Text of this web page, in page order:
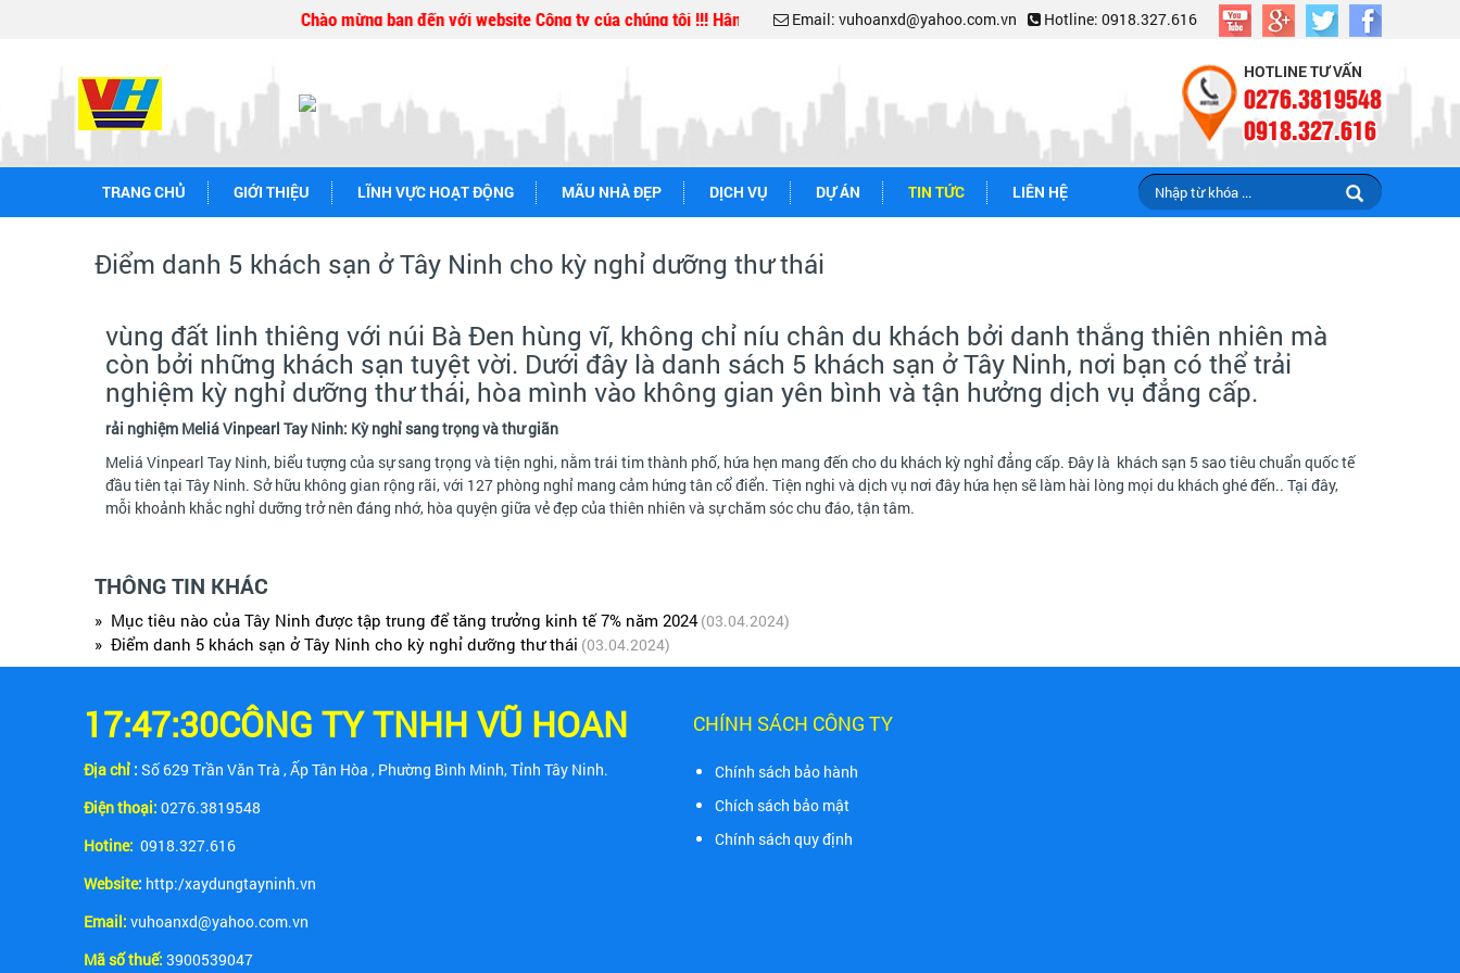
Chào mừng bạn đến với website Công ty của chúng tôi !!! Hân hạnh được phục vụ quý khách
Email: vuhoanxd@yahoo.com.vn Hotline: 0918.327.616
HOTLINE TƯ VẤN
0276.3819548
0918.327.616
TRANG CHỦ GIỚI THIỆU LĨNH VỰC HOẠT ĐỘNG MÃU NHÀ ĐẸP DỊCH VỤ DỰ ÁN TIN TỨC LIÊN HỆ
Điểm danh 5 khách sạn ở Tây Ninh cho kỳ nghỉ dưỡng thư thái
vùng đất linh thiêng với núi Bà Đen hùng vĩ, không chỉ níu chân du khách bởi danh thắng thiên nhiên mà
còn bởi những khách sạn tuyệt vời. Dưới đây là danh sách 5 khách sạn ở Tây Ninh, nơi bạn có thể trải
nghiệm kỳ nghỉ dưỡng thư thái, hòa mình vào không gian yên bình và tận hưởng dịch vụ đẳng cấp.
rải nghiệm Meliá Vinpearl Tay Ninh: Kỳ nghỉ sang trọng và thư giãn
Meliá Vinpearl Tay Ninh, biểu tượng của sự sang trọng và tiện nghi, nằm trái tim thành phố, hứa hẹn mang đến cho du khách kỳ nghỉ đẳng cấp. Đây là khách sạn 5 sao tiêu chuẩn quốc tế
đầu tiên tại Tây Ninh. Sở hữu không gian rộng rãi, với 127 phòng nghỉ mang cảm hứng tân cổ điển. Tiện nghi và dịch vụ nơi đây hứa hẹn sẽ làm hài lòng mọi du khách ghé đến.. Tại đây,
mỗi khoảnh khắc nghỉ dưỡng trở nên đáng nhớ, hòa quyện giữa vẻ đẹp của thiên nhiên và sự chăm sóc chu đáo, tận tâm.
THÔNG TIN KHÁC
» Mục tiêu nào của Tây Ninh được tập trung để tăng trưởng kinh tế 7% năm 2024 (03.04.2024)
» Điểm danh 5 khách sạn ở Tây Ninh cho kỳ nghỉ dưỡng thư thái (03.04.2024)
17:47:30CÔNG TY TNHH VŨ HOAN
Địa chỉ : Số 629 Trần Văn Trà , Ấp Tân Hòa , Phường Bình Minh, Tỉnh Tây Ninh.
Điện thoại: 0276.3819548
Hotine: 0918.327.616
Website: http:/xaydungtayninh.vn
Email: vuhoanxd@yahoo.com.vn
Mã số thuế: 3900539047
CHÍNH SÁCH CÔNG TY
Chính sách bảo hành
Chích sách bảo mật
Chính sách quy định